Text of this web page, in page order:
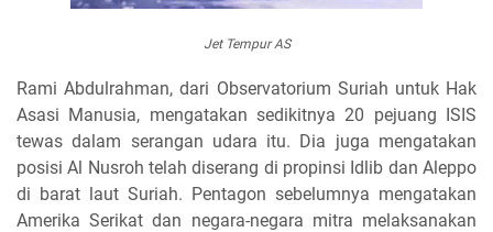
Jet Tempur AS
Rami Abdulrahman, dari Observatorium Suriah untuk Hak
Asasi Manusia, mengatakan sedikitnya 20 pejuang ISIS
tewas dalam serangan udara itu. Dia juga mengatakan
posisi Al Nusroh telah diserang di propinsi Idlib dan Aleppo
di barat laut Suriah. Pentagon sebelumnya mengatakan
Amerika Serikat dan negara-negara mitra melaksanakan